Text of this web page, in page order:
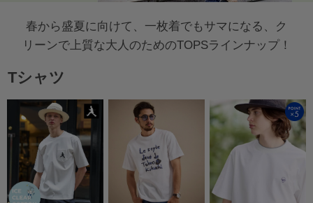
春から盛夏に向けて、一枚着でもサマになる、ク
リーンで上質な大人のためのTOPSラインナップ！
Tシャツ